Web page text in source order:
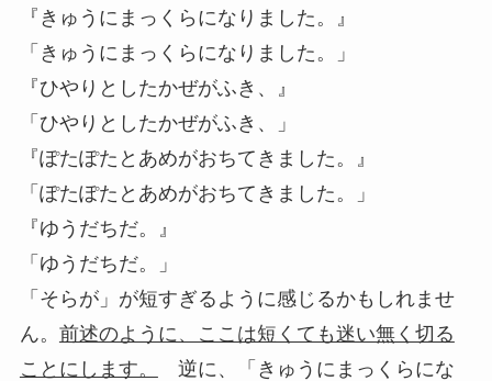
『きゅうにまっくらになりました。』
「きゅうにまっくらになりました。」
『ひやりとしたかぜがふき、』
「ひやりとしたかぜがふき、」
『ぽたぽたとあめがおちてきました。』
「ぽたぽたとあめがおちてきました。」
『ゆうだちだ。』
「ゆうだちだ。」
「そらが」が短すぎるように感じるかもしれませ
ん。 前述のように、ここは短くても迷い無く切る
ことにします。
逆に、「きゅうにまっくらにな